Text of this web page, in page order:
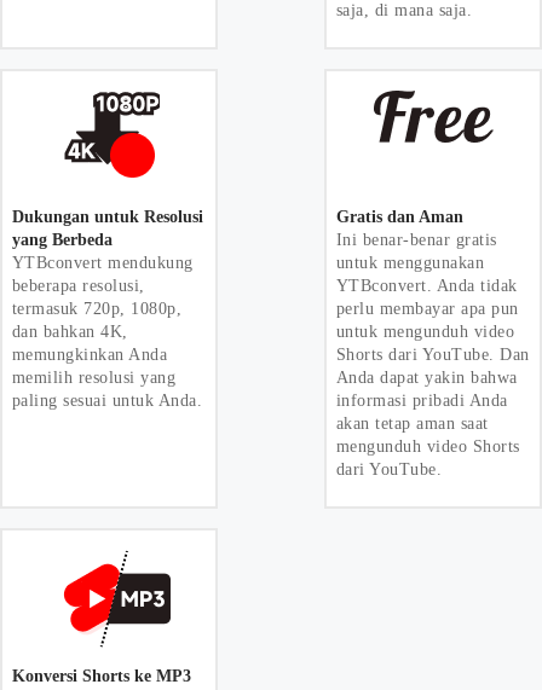
saja, di mana saja.
Dukungan untuk Resolusi
yang Berbeda
YTBconvert mendukung
beberapa resolusi,
termasuk 720p, 1080p,
dan bahkan 4K,
memungkinkan Anda
memilih resolusi yang
paling sesuai untuk Anda.
Gratis dan Aman
Ini benar-benar gratis
untuk menggunakan
YTBconvert. Anda tidak
perlu membayar apa pun
untuk mengunduh video
Shorts dari YouTube. Dan
Anda dapat yakin bahwa
informasi pribadi Anda
akan tetap aman saat
mengunduh video Shorts
dari YouTube.
Konversi Shorts ke MP3